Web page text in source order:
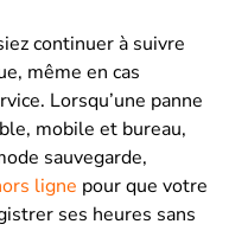
continuer à suivre
même en cas
Lorsqu’une panne
mobile et bureau,
sauvegarde,
ligne pour que votre
ses heures sans